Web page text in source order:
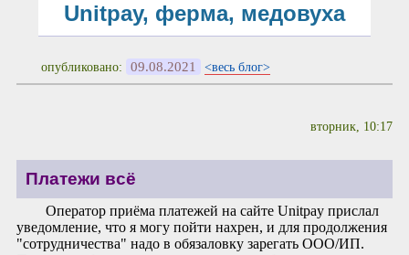
Unitpay, ферма, медовуха
опубликовано: 09.08.2021 <весь блог>
вторник, 10:17
Платежи всё
Оператор приёма платежей на сайте Unitpay прислал
уведомление, что я могу пойти нахрен, и для продолжения
"сотрудничества" надо в обязаловку зарегать ООО/ИП.